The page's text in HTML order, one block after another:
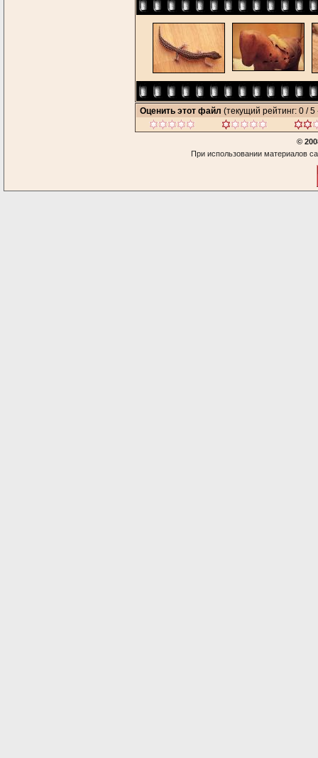
Оценить этот файл (текущий рейтинг: 0 / 5
©
При использовании материалов